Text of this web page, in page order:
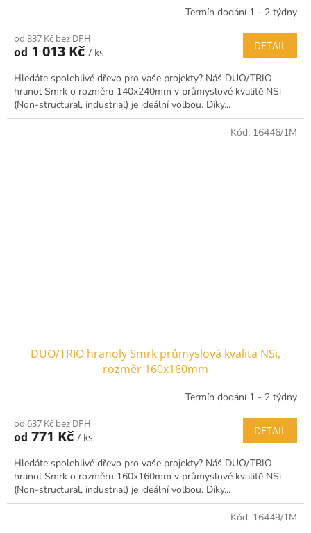
Termín dodání 1 - 2 týdny
od 837 Kč bez DPH
od 1 013 Kč / ks
DETAIL
Hledáte spolehlivé dřevo pro vaše projekty? Náš DUO/TRIO
hranol Smrk o rozměru 140x240mm v průmyslové kvalitě NSi
(Non-structural, industrial) je ideální volbou. Díky...
DUO/TRIO hranoly Smrk průmyslová kvalita NSi,
rozměr 160x160mm
Termín dodání 1 - 2 týdny
od 637 Kč bez DPH
od 771 Kč / ks
DETAIL
Hledáte spolehlivé dřevo pro vaše projekty? Náš DUO/TRIO
hranol Smrk o rozměru 160x160mm v průmyslové kvalitě NSi
(Non-structural, industrial) je ideální volbou. Díky...
Kód: 16446/1M
Kód: 16449/1M